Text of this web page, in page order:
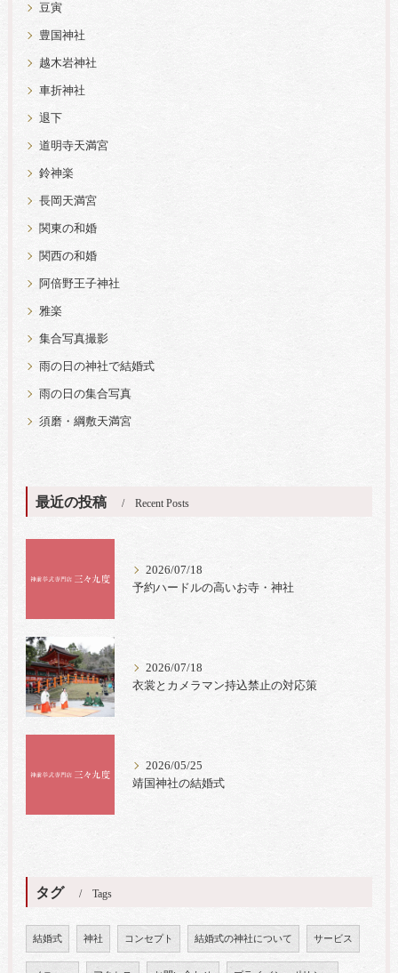
豆寅
豊国神社
越木岩神社
車折神社
退下
道明寺天満宮
鈴神楽
長岡天満宮
関東の和婚
関西の和婚
阿倍野王子神社
雅楽
集合写真撮影
雨の日の神社で結婚式
雨の日の集合写真
須磨・綱敷天満宮
最近の投稿 Recent Posts
2026/07/18
予約ハードルの高いお寺・神社
2026/07/18
衣裳とカメラマン持込禁止の対応策
2026/05/25
靖国神社の結婚式
タグ Tags
結婚式 神社 コンセプト 結婚式の神社について サービス